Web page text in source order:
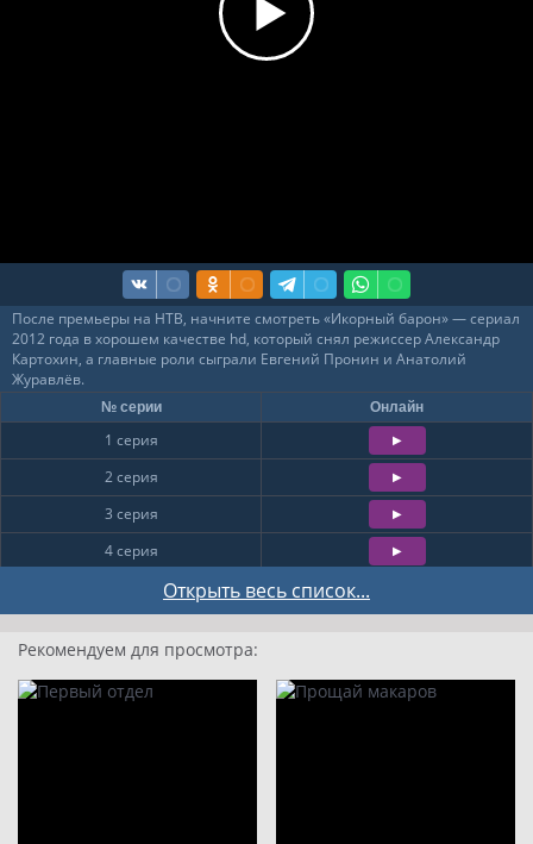
После премьеры на НТВ, начните смотреть «Икорный барон» — сериал
2012 года в хорошем качестве hd, который снял режиссер Александр
Картохин, а главные роли сыграли Евгений Пронин и Анатолий
Журавлёв.
Открыть весь список...
№ серии Онлайн
1 серия
2 серия
3 серия
4 серия
7 серия
8 серия
Рекомендуем для просмотра: